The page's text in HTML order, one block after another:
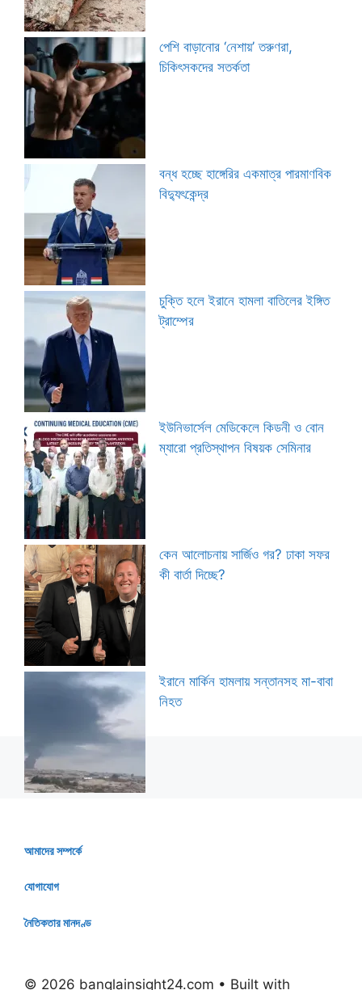
পেশি বাড়ানোর ‘নেশায়’ তরুণরা,
চিকিৎসকদের সতর্কতা
বন্ধ হচ্ছে হাঙ্গেরির একমাত্র পারমাণবিক
বিদ্যুৎকেন্দ্র
চুক্তি হলে ইরানে হামলা বাতিলের ইঙ্গিত
ট্রাম্পের
ইউনিভার্সেল মেডিকেলে কিডনী ও বোন
ম্যারো প্রতিস্থাপন বিষয়ক সেমিনার
কেন আলোচনায় সার্জিও গর? ঢাকা সফর
কী বার্তা দিচ্ছে?
ইরানে মার্কিন হামলায় সন্তানসহ মা-বাবা
নিহত
আমাদের সম্পর্কে
যোগাযোগ
নৈতিকতার মানদণ্ড
© 2026 banglainsight24.com • Built with